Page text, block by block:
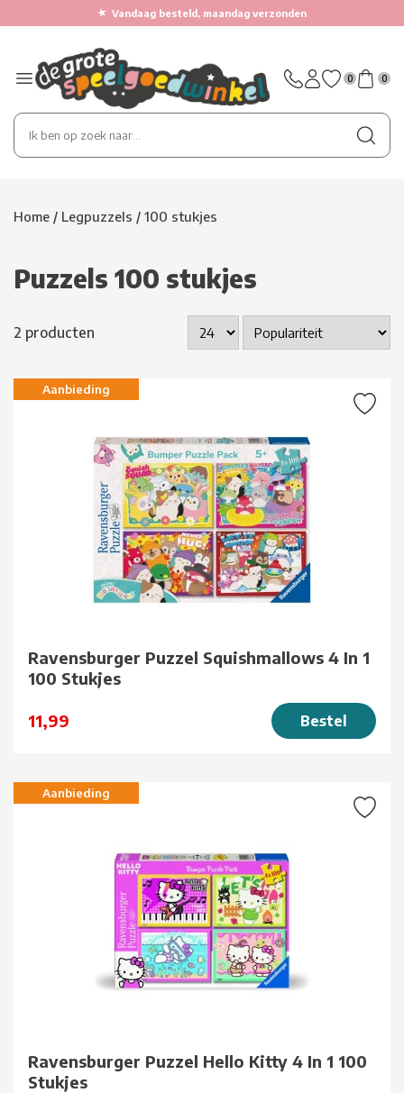
★ Vandaag besteld, maandag verzonden
0 0
Home / Legpuzzels / 100 stukjes
Puzzels 100 stukjes
2 producten
Aanbieding
Ravensburger Puzzel Squishmallows 4 In 1
100 Stukjes
11,99 Bestel
Aanbieding
Ravensburger Puzzel Hello Kitty 4 In 1 100
Stukjes